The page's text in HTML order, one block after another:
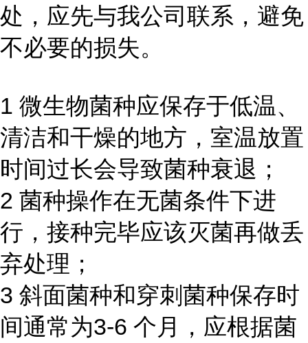
处，应先与我公司联系，避免
不必要的损失。
1 微生物菌种应保存于低温、
清洁和干燥的地方，室温放置
时间过长会导致菌种衰退；
2 菌种操作在无菌条件下进
行，接种完毕应该灭菌再做丢
弃处理；
3 斜面菌种和穿刺菌种保存时
间通常为3-6 个月，应根据菌